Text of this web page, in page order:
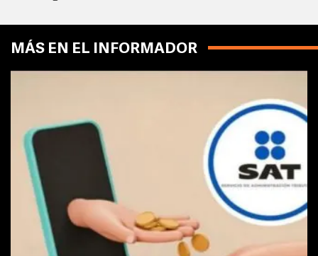
MÁS EN EL INFORMADOR